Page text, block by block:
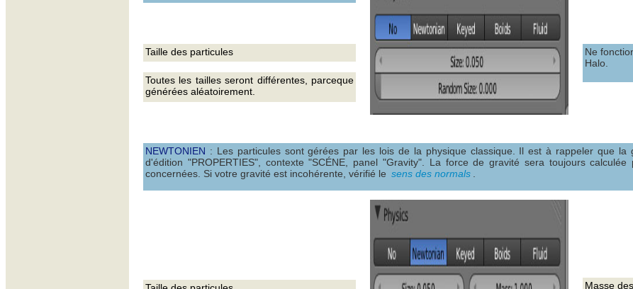
Taille des particules
Toutes les tailles seront différentes, parceque
générées aléatoirement.
Ne
Halo.
Masse
NEWTONIEN : Les particules sont gérées par les lois de la physique classique. Il est à rappeler que la
d'édition "PROPERTIES", contexte "SCÉNE, panel "Gravity". La force de gravité sera toujours
concernées. Si votre gravité est incohérente, vérifié le sens des normals